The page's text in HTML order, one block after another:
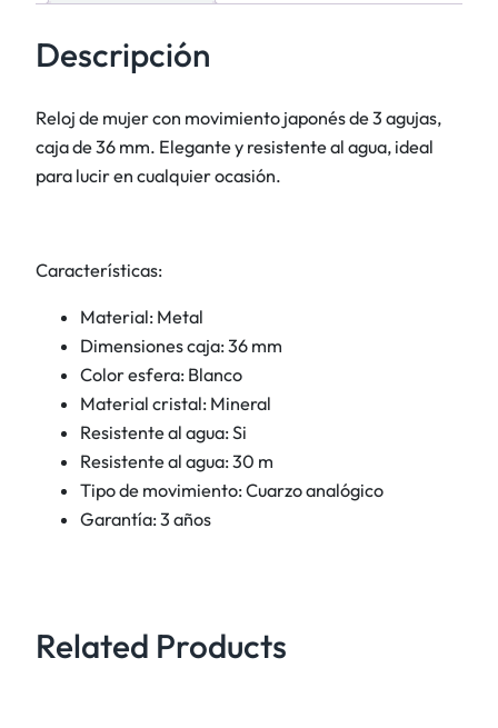
a
b
l
n
c
o
n
Descripción
Reloj de mujer con movimiento japonés de 3 agujas,
caja de 36 mm. Elegante y resistente al agua, ideal
para lucir en cualquier ocasión.
Características:
Material: Metal
Dimensiones caja: 36 mm
Color esfera: Blanco
Material cristal: Mineral
Resistente al agua: Si
Resistente al agua: 30 m
Tipo de movimiento: Cuarzo analógico
Garantía: 3 años
Related Products